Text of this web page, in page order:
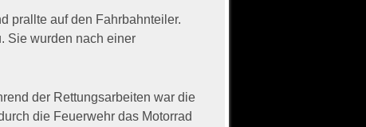
prallte auf den Fahrbahnteiler.
Sie wurden nach einer
der Rettungsarbeiten war die
die Feuerwehr das Motorrad